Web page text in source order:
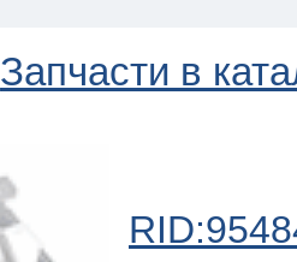
Запчасти в